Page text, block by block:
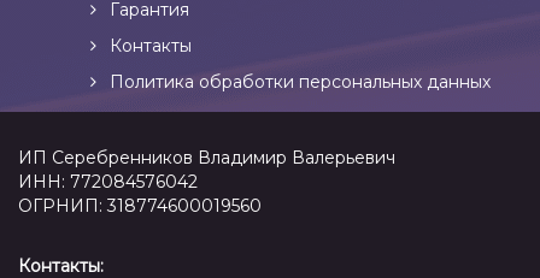
Гарантия
Контакты
Политика обработки персональных данных
ИП Серебренников Владимир Валерьевич
ИНН: 772084576042
ОГРНИП: 318774600019560
Контакты: